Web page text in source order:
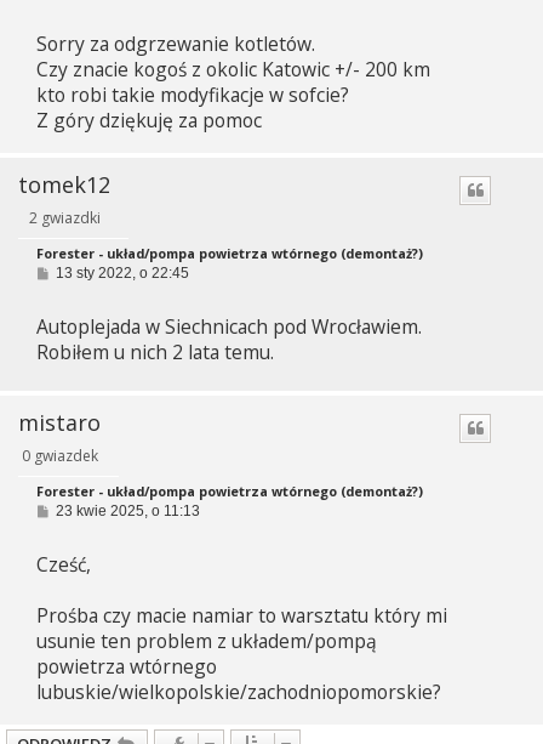
t
Sorry za odgrzewanie kotletów.
Czy znacie kogoś z okolic Katowic +/- 200 km
kto robi takie modyfikacje w sofcie?
Z góry dziękuję za pomoc
tomek12
2 gwiazdki
Forester - układ/pompa powietrza wtórnego (demontaż?)
P
t
13 sty 2022, o 22:45
Autoplejada w Siechnicach pod Wrocławiem.
Robiłem u nich 2 lata temu.
mistaro
0 gwiazdek
Forester - układ/pompa powietrza wtórnego (demontaż?)
P
t
23 kwie 2025, o 11:13
Cześć,
Prośba czy macie namiar to warsztatu który mi
usunie ten problem z układem/pompą
powietrza wtórnego
lubuskie/wielkopolskie/zachodniopomorskie?